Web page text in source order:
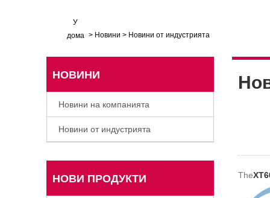
У
дома > Новини > Новини от индустрията
НОВИНИ
Новини на компанията
Новини от индустрията
НОВИ ПРОДУКТИ The